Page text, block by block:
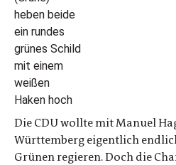
Die CDU wollte mit Manuel
Württemberg eigentlich
Grünen regieren. Doch die